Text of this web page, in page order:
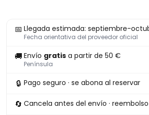
📅 Llegada estimada: septiembre-
Fecha orientativa del proveedor oficial
🚚 Envío gratis a partir de 50 €
Península
🔒 Pago seguro · se abona al reservar
🔄 Cancela antes del envío ·
Pop
Lestrange
Harry
Potter